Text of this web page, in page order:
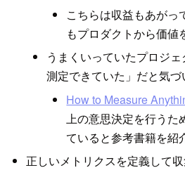
こちらは収益もあがっ
もプロダクトから価値
うまくいっていたプロジ
測定できていた」だと気づ
How to Measure
上の意思決定を行うた
ていると参考書籍を紹
正しいメトリクスを定義して